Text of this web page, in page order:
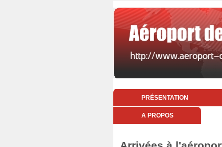
PRÉSENTATION
A PROPOS